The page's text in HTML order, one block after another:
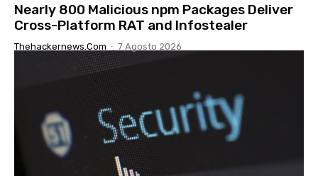
Nearly 800 Malicious npm Packages Deliver
Cross-Platform RAT and Infostealer
Thehackernews.com - 7 Agosto 2026